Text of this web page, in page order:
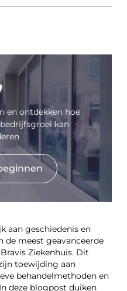
aan geschiedenis en
de meest geavanceerde
Ziekenhuis. Dit
toewijding aan
behandelmethoden en
deze blogpost duiken
en ontdekken hoe
kan